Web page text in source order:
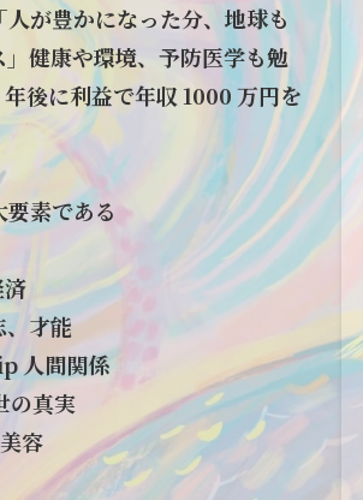
が豊かになった分、地球も
健康や環境、予防医学も勉
後に利益で年収 1000 万円を
要素である
才能
人間関係
真実
容